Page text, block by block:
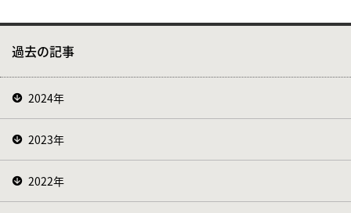
過去の記事
2024年
2023年
2022年